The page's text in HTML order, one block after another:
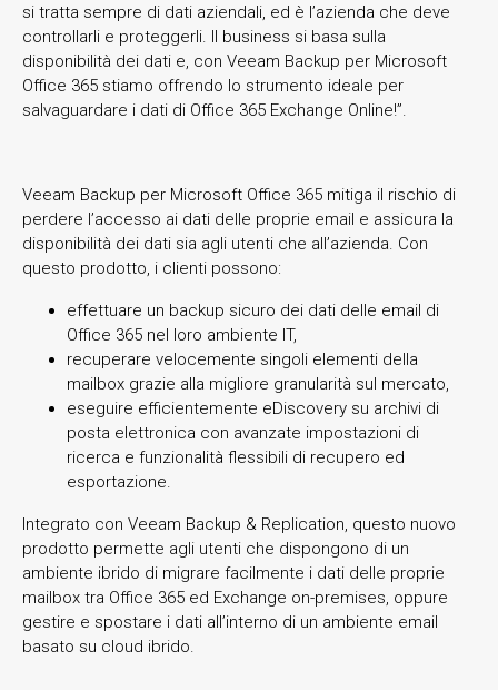
si tratta sempre di dati aziendali, ed è l’azienda che deve
controllarli e proteggerli. Il business si basa sulla
disponibilità dei dati e, con Veeam Backup per Microsoft
Office 365 stiamo offrendo lo strumento ideale per
salvaguardare i dati di Office 365 Exchange Online!”.
Veeam Backup per Microsoft Office 365 mitiga il rischio di
perdere l’accesso ai dati delle proprie email e assicura la
disponibilità dei dati sia agli utenti che all’azienda. Con
questo prodotto, i clienti possono:
effettuare un backup sicuro dei dati delle email di
Office 365 nel loro ambiente IT,
recuperare velocemente singoli elementi della
mailbox grazie alla migliore granularità sul mercato,
eseguire efficientemente eDiscovery su archivi di
posta elettronica con avanzate impostazioni di
ricerca e funzionalità flessibili di recupero ed
esportazione.
Integrato con Veeam Backup & Replication, questo nuovo
prodotto permette agli utenti che dispongono di un
ambiente ibrido di migrare facilmente i dati delle proprie
mailbox tra Office 365 ed Exchange on-premises, oppure
gestire e spostare i dati all’interno di un ambiente email
basato su cloud ibrido.